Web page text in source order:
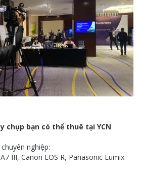
chụp bạn có thể thuê tại YCN
nghiệp:
III, Canon EOS R, Panasonic Lumix